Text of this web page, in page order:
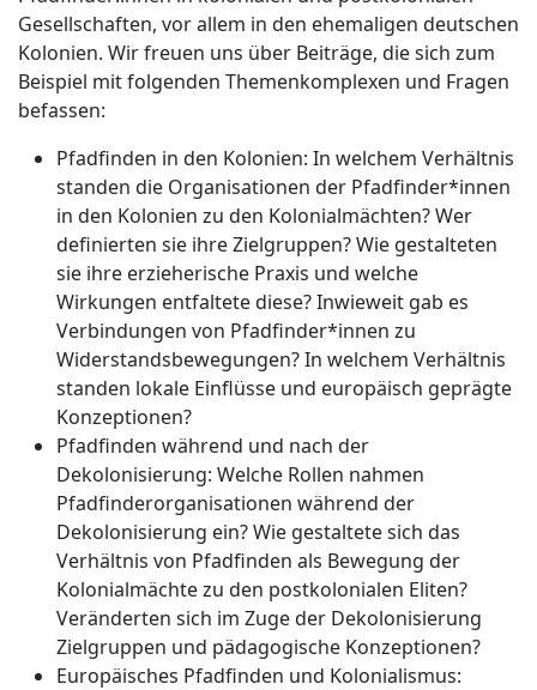
Gesellschaften, vor allem in den ehemaligen deutschen
Kolonien. Wir freuen uns über Beiträge, die sich zum
Beispiel mit folgenden Themenkomplexen und Fragen
befassen:
Pfadfinden in den Kolonien: In welchem Verhältnis
standen die Organisationen der Pfadfinder*innen
in den Kolonien zu den Kolonialmächten? Wer
definierten sie ihre Zielgruppen? Wie gestalteten
sie ihre erzieherische Praxis und welche
Wirkungen entfaltete diese? Inwieweit gab es
Verbindungen von Pfadfinder*innen zu
Widerstandsbewegungen? In welchem Verhältnis
standen lokale Einflüsse und europäisch geprägte
Konzeptionen?
Pfadfinden während und nach der
Dekolonisierung: Welche Rollen nahmen
Pfadfinderorganisationen während der
Dekolonisierung ein? Wie gestaltete sich das
Verhältnis von Pfadfinden als Bewegung der
Kolonialmächte zu den postkolonialen Eliten?
Veränderten sich im Zuge der Dekolonisierung
Zielgruppen und pädagogische Konzeptionen?
Europäisches Pfadfinden und Kolonialismus: